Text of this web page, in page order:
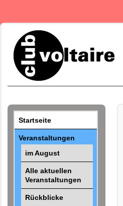
Startseite
Veranstaltungen
im August
Alle aktuellen
Veranstaltungen
Rückblicke